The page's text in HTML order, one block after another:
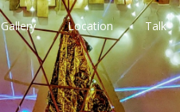
Gallery Location Talk